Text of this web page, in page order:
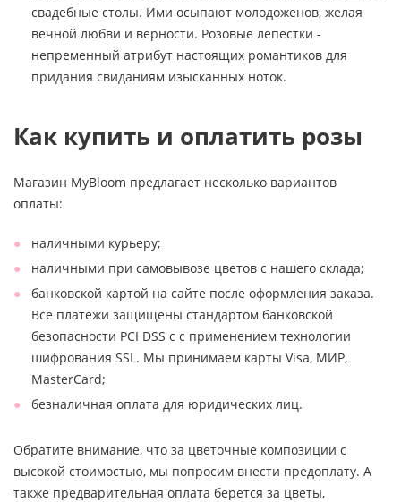
свадебные столы. Ими осыпают молодоженов, желая
вечной любви и верности. Розовые лепестки -
непременный атрибут настоящих романтиков для
придания свиданиям изысканных ноток.
Как купить и оплатить розы
Магазин MyBloom предлагает несколько вариантов
оплаты:
наличными курьеру;
наличными при самовывозе цветов с нашего склада;
банковской картой на сайте после оформления заказа.
Все платежи защищены стандартом банковской
безопасности PCI DSS с с применением технологии
шифрования SSL. Мы принимаем карты Visa, МИР,
MasterCard;
безналичная оплата для юридических лиц.
Обратите внимание, что за цветочные композиции с
высокой стоимостью, мы попросим внести предоплату. А
также предварительная оплата берется за цветы,